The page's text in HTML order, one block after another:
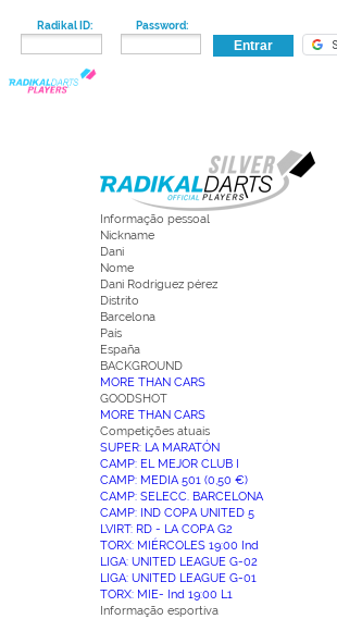
Radikal ID: Password:
Informação pessoal
Nickname
Dani
Nome
Dani Rodríguez pérez
Distrito
Barcelona
País
España
BACKGROUND
MORE THAN CARS
GOODSHOT
MORE THAN CARS
Competições atuais
SUPER: LA MARATÓN
CAMP: EL MEJOR CLUB I
CAMP: MEDIA 501 (0,50 €)
CAMP: SELECC. BARCELONA
CAMP: IND COPA UNITED 5
LVIRT: RD - LA COPA G2
TORX: MIÉRCOLES 19:00 Ind
LIGA: UNITED LEAGUE G-02
LIGA: UNITED LEAGUE G-01
TORX: MIE- Ind 19:00 L1
Informação esportiva